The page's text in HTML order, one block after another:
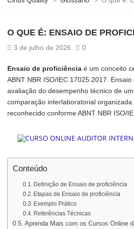
O QUE É: ENSAIO DE
3 de julho de 2026 0
Ensaio de proficiência é um conceito
ABNT NBR ISO/IEC 17025:2017.
avaliação do desempenho técnico de
comparação interlaboratorial
reconhecido conforme ABNT NBR ISO/
Conteúdo
Definição de Ensaio de proficiência
Etapas de Ensaio de proficiência
Exemplo Prático
Referências Técnicas
Aprenda Mais com os Cursos Online